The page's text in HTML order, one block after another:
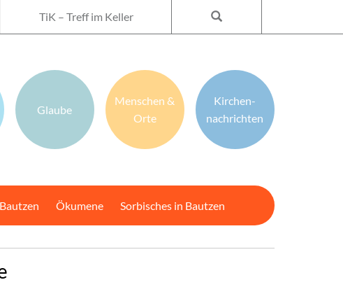
TiK – Treff im Keller
Glaube
Menschen &
Orte
Kirchen­
nachrichten
Ökumene Sorbisches in Bautzen